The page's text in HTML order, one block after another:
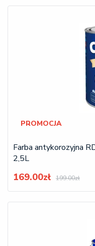
PROMOCJA
Farba antykorozyjna
2,5L
169.00zł 199.00zł